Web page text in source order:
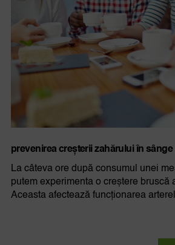
prevenirea creșterii zahărului în
La câteva ore după consumul unei
putem experimenta o creștere bruscă
Aceasta afectează funcționarea